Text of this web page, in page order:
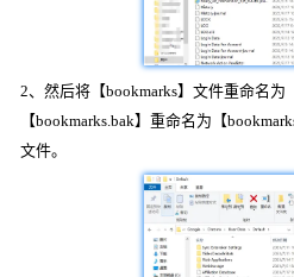
2、然后将【bookmarks】文件重命名为
【bookmarks.bak】重命名为【
文件。